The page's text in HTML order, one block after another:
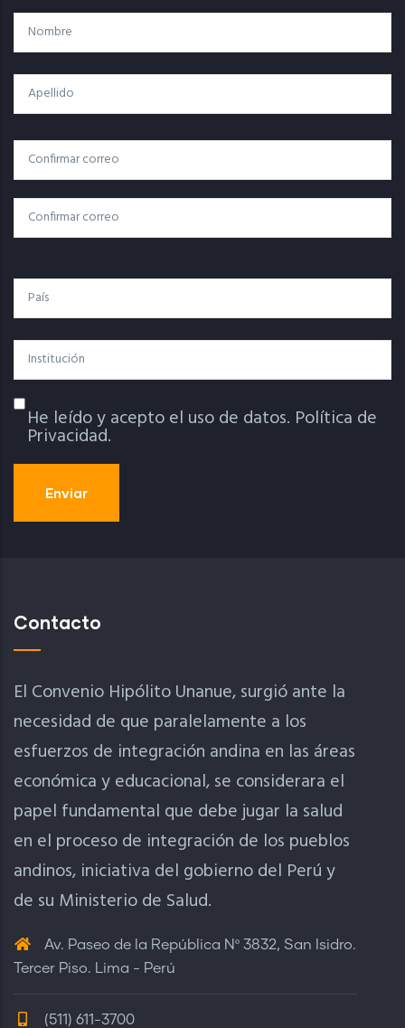
Nombre
Apellido
Correo
Electrónico
Correo Electrónico
Confirmar Correo
País
Institución
Política De Privacidad
He leído y acepto el uso de datos. Política de
Privacidad.
Contacto
El Convenio Hipólito Unanue, surgió ante la
necesidad de que paralelamente a los
esfuerzos de integración andina en las áreas
económica y educacional, se considerara el
papel fundamental que debe jugar la salud
en el proceso de integración de los pueblos
andinos, iniciativa del gobierno del Perú y
de su Ministerio de Salud.
Av. Paseo de la República Nº 3832, San Isidro.
Tercer Piso. Lima - Perú
(511) 611-3700